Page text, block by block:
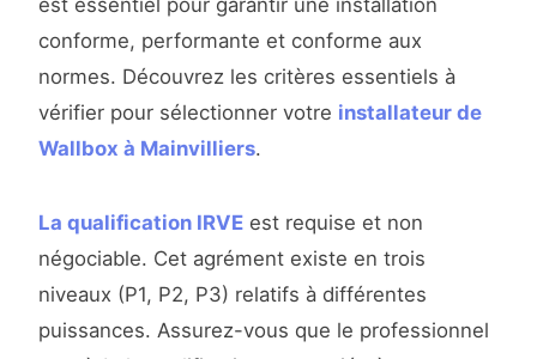
est essentiel pour garantir une installation
conforme, performante et conforme aux
normes. Découvrez les critères essentiels à
vérifier pour sélectionner votre installateur de
Wallbox à Mainvilliers.
La qualification IRVE est requise et non
négociable. Cet agrément existe en trois
niveaux (P1, P2, P3) relatifs à différentes
puissances. Assurez-vous que le professionnel